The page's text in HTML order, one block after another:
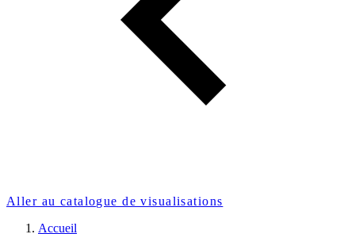
Aller au catalogue de visualisations
Accueil